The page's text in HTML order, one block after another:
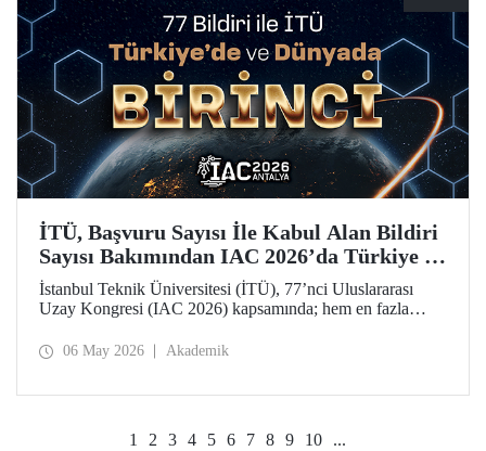
İTÜ, Başvuru Sayısı İle Kabul Alan Bildiri
Sayısı Bakımından IAC 2026’da Türkiye ve
Dünya Birincisi
İstanbul Teknik Üniversitesi (İTÜ), 77’nci Uluslararası
Uzay Kongresi (IAC 2026) kapsamında; hem en fazla
üniversite olarak Türkiye’de ve dünyada birinci sırada yer
06 May 2026 Akademik
1 2 3 4 5 6 7 8 9 10 ...